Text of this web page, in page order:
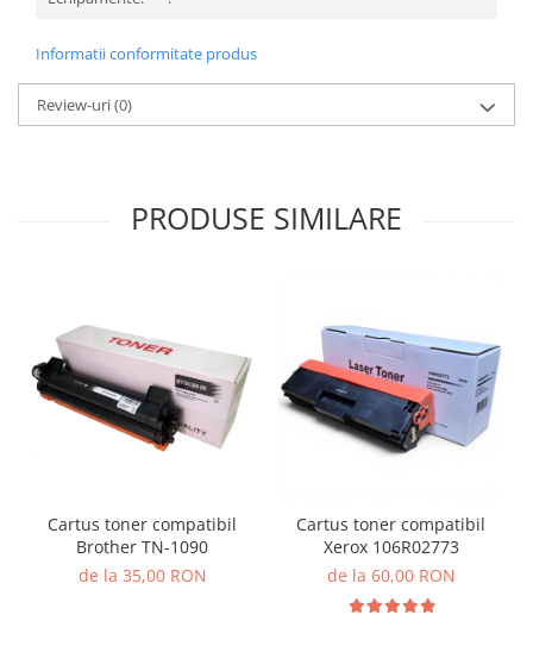
Informatii conformitate produs
Review-uri(0)
PRODUSE SIMILARE
Cartus toner compatibil
Brother TN-1090
de la 35,00 RON
Cartus toner compatibil
Xerox 106R02773
de la 60,00 RON